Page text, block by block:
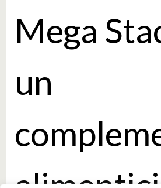
Mega
un